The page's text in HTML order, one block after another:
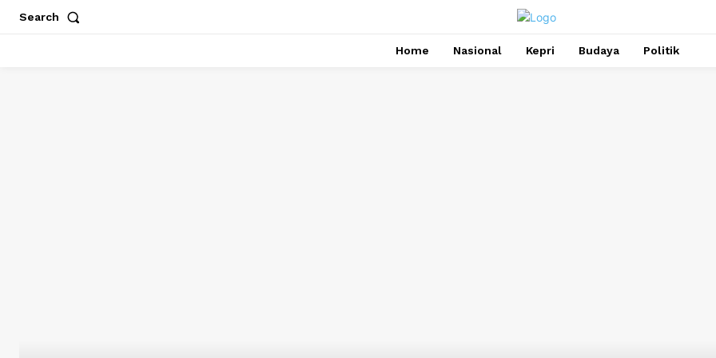
Search
Home Nasional Kepri Budaya Politik